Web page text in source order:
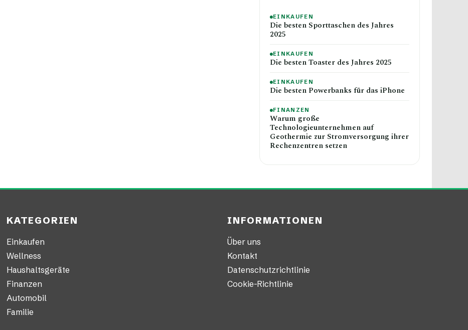
EINKAUFEN
Die besten Sporttaschen des Jahres
2025
EINKAUFEN
Die besten Toaster des Jahres 2025
EINKAUFEN
Die besten Powerbanks für das iPhone
FINANZEN
Warum große
Technologieunternehmen auf
Geothermie zur Stromversorgung ihrer
Rechenzentren setzen
KATEGORIEN
Einkaufen
Wellness
Haushaltsgeräte
Finanzen
Automobil
Familie
INFORMATIONEN
Über uns
Kontakt
Datenschutzrichtlinie
Cookie-Richtlinie